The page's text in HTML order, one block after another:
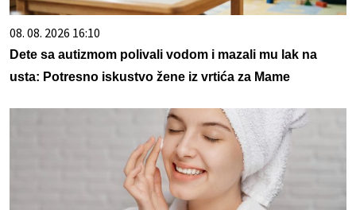
08. 08. 2026 16:10
Dete sa autizmom polivali vodom i mazali mu lak na
usta: Potresno iskustvo žene iz vrtića za Mame